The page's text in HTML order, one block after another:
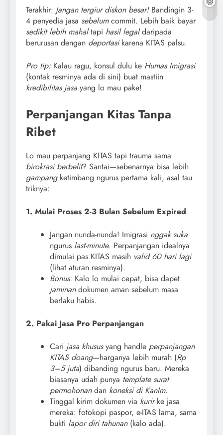
Terakhir: Jangan tergiur diskon besar!Bandingin 3-
4 penyedia jasa sebelumcommit. Lebih baik bayar
sedikit lebih mahaltapi hasil legaldaripada
berurusan dengan deportasikarena KITAS palsu.
Pro tip: Kalau ragu, konsul dulu ke Humas Imigrasi
(kontak resminya ada di sini) buat mastiin
kredibilitas jasa yang lo mau pake!
Perpanjangan Kitas Tanpa
Ribet
Lo mau perpanjang KITAS tapi trauma sama
birokrasi berbelit? Santai—sebenarnya bisa lebih
gampangketimbang ngurus pertama kali, asal tau
triknya:
1. Mulai Proses 2-3 Bulan Sebelum Expired
Jangan nunda-nunda! Imigrasi nggak suka
ngurus last-minute. Perpanjangan idealnya
dimulai pas KITAS masih valid 60 hari lagi
(lihat aturan resminya).
Bonus: Kalo lo mulai cepat, bisa dapet
jaminandokumen aman sebelum masa
berlaku habis.
2. Pakai Jasa Pro Perpanjangan
Cari jasa khususyang handle perpanjangan
KITAS doang—harganya lebih murah (Rp
3–5 juta) dibanding ngurus baru. Mereka
biasanya udah punya template surat
permohonandan koneksi di KanIm.
Tinggal kirim dokumen via kurirke jasa
mereka: fotokopi paspor, e-ITAS lama, sama
bukti lapor diri tahunan(kalo ada).